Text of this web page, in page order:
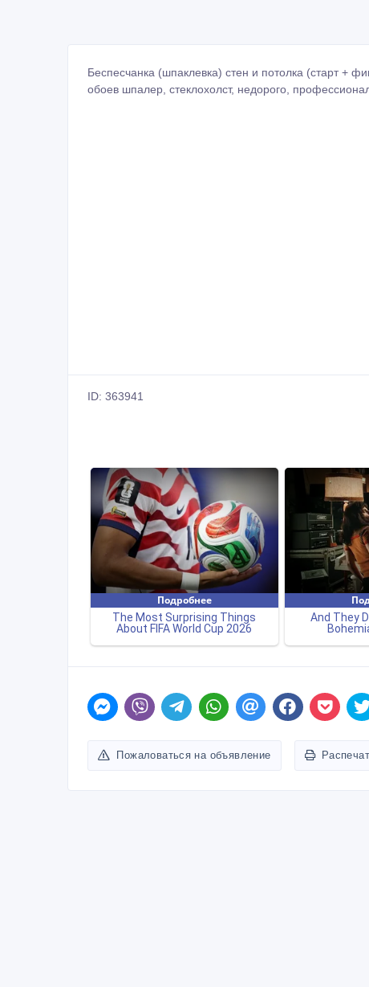
Беспесчанка (шпаклевка) стен и потолка (старт +
обоев шпалер, стеклохолст, недорого,
ID: 363941
Пожаловаться на объявление